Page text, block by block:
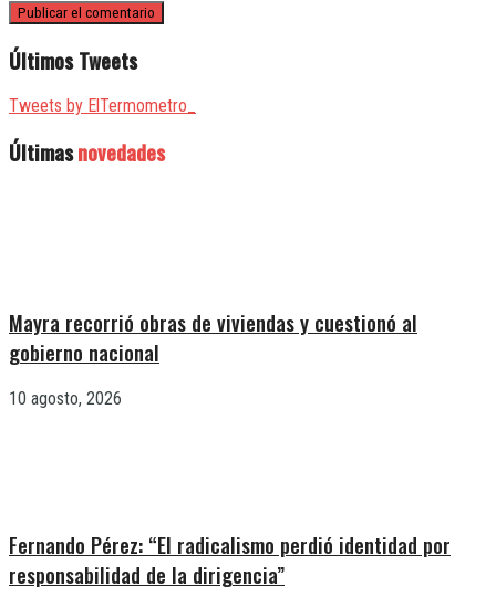
Últimos Tweets
Tweets by ElTermometro_
Últimasnovedades
Mayra recorrió obras de viviendas y cuestionó al
gobierno nacional
10 agosto, 2026
Fernando Pérez: “El radicalismo perdió identidad por
responsabilidad de la dirigencia”